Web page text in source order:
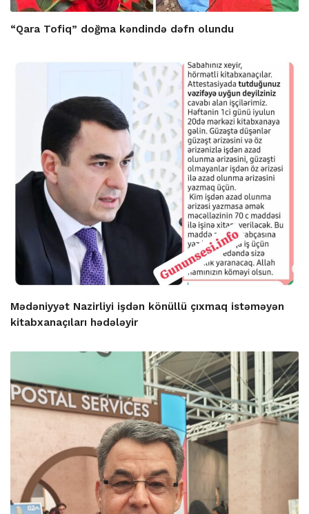
“Qara Tofiq” doğma kəndində dəfn olundu
Mədəniyyət Nazirliyi işdən könüllü çıxmaq istəməyən
kitabxanaçıları hədələyir